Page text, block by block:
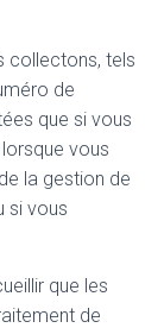
collectons, tels
de
que si vous
vous
la gestion de
si vous
que les
de